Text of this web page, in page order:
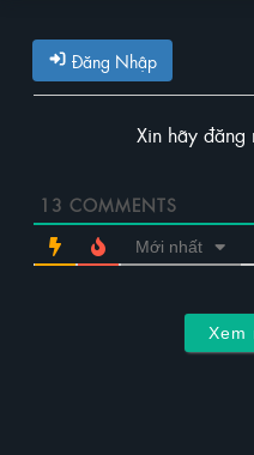
Đăng Nhập
Xin hãy đăng
13 COMMENTS
Mới nhất
Xem